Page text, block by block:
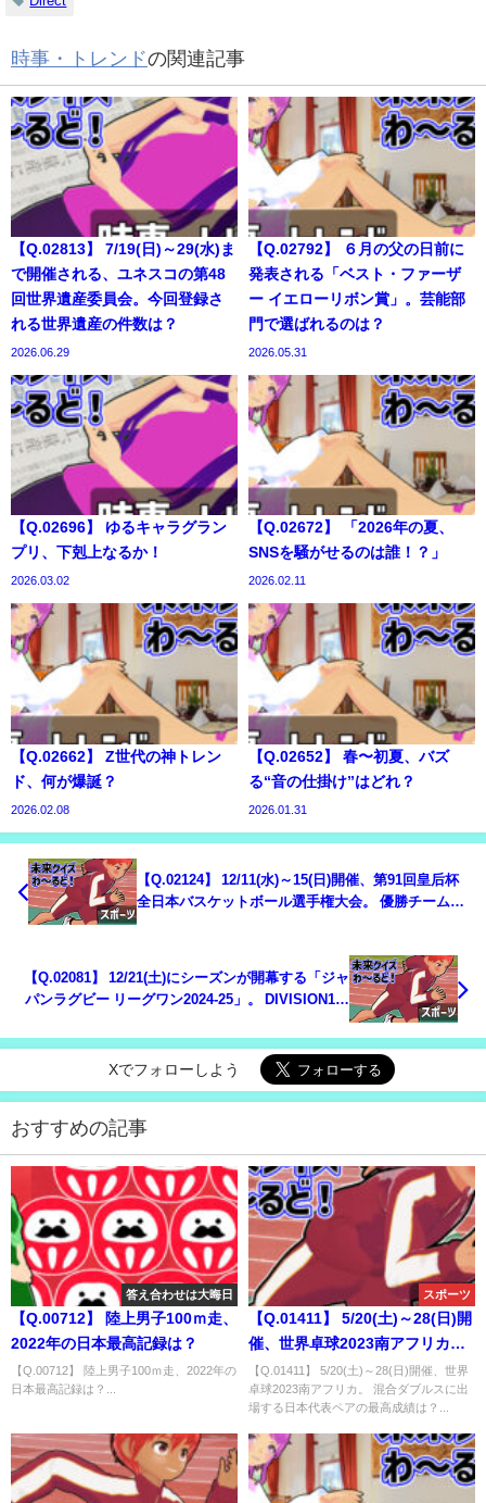
時事・トレンドの関連記事
【Q.02813】 7/19(日)～29(水)ま
で開催される、ユネスコの第48
回世界遺産委員会。今回登録さ
れる世界遺産の件数は？
2026.06.29
【Q.02792】 ６月の父の日前に
発表される「ベスト・ファーザ
ー イエローリボン賞」。芸能部
門で選ばれるのは？
2026.05.31
【Q.02696】 ゆるキャラグラン
プリ、下剋上なるか！
2026.03.02
【Q.02672】 「2026年の夏、
SNSを騒がせるのは誰！？」
2026.02.11
【Q.02662】 Z世代の神トレン
ド、何が爆誕？
2026.02.08
【Q.02652】 春〜初夏、バズ
る“音の仕掛け”はどれ？
2026.01.31
【Q.02124】 12/11(水)～15(日)開催、第91回皇后杯
全日本バスケットボール選手権大会。 優勝チーム
【Q.02081】 12/21(土)にシーズンが開幕する「ジャ
パンラグビー リーグワン2024-25」。 DIVISION1の
Xでフォローしよう
おすすめの記事
答え合わせは大晦日
【Q.00712】 陸上男子100ｍ走、
2022年の日本最高記録は？
【Q.00712】 陸上男子100ｍ走、2022年の
日本最高記録は？...
スポーツ
【Q.01411】 5/20(土)～28(日)開
催、世界卓球2023南アフリカ。
混合ダブルスに出場する日本代
表ペアの最高成績は？
【Q.01411】 5/20(土)～28(日)開催、世界
卓球2023南アフリカ。 混合ダブルスに出
場する日本代表ペアの最高成績は？...